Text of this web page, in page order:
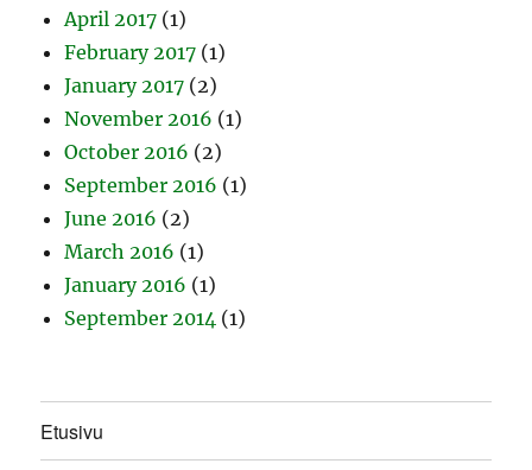
April 2017 (1)
February 2017 (1)
January 2017 (2)
November 2016 (1)
October 2016 (2)
September 2016 (1)
June 2016 (2)
March 2016 (1)
January 2016 (1)
September 2014 (1)
Etusivu